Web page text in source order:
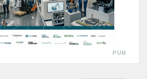
PUB